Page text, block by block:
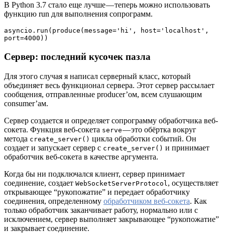
В Python 3.7 стало еще лучше — теперь можно использовать
функцию run для выполнения сопрограмм.
asyncio.run(produce(message='hi', host='localhost',
port=4000))
Сервер: последний кусочек пазла
Для этого случая я написал серверный класс, который
объединяет весь функционал сервера. Этот сервер рассылает
сообщения, отправленные producer’ом, всем слушающим
consumer’ам.
Сервер создается и определяет сопрограмму обработчика веб-
сокета. Функция веб-сокета serve— это обёртка вокруг
метода create_server() цикла обработки событий. Он
создает и запускает сервер с create_server() и принимает
обработчик веб-сокета в качестве аргумента.
Когда бы ни подключался клиент, сервер принимает
соединение, создает WebSocketServerProtocol , осуществляет
открывающее “рукопожатие” и передает обработчику
соединения, определенному обработчиком веб-сокета. Как
только обработчик заканчивает работу, нормально или с
исключением, сервер выполняет закрывающее “рукопожатие”
и закрывает соединение.